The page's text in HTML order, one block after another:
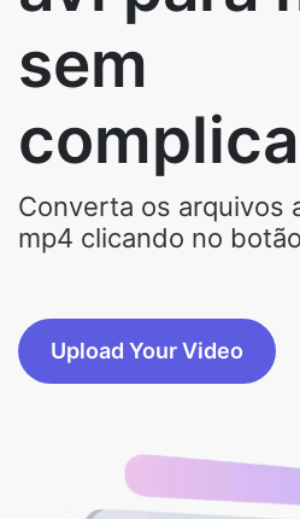
sem
Converta os arquivos
mp4 clicando no
Upload Your Video